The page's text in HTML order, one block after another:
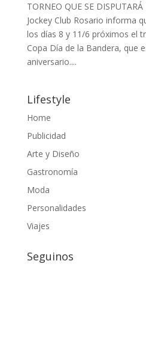
TORNEO QUE SE
Jockey Club Rosario informa
los días 8 y 11/6 próximos el
Copa Día de la Bandera, que
aniversario....
Lifestyle
Home
Publicidad
Arte y Diseño
Gastronomía
Moda
Personalidades
Viajes
Seguinos